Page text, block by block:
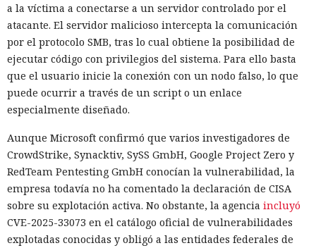
a la víctima a conectarse a un servidor controlado por el
atacante. El servidor malicioso intercepta la comunicación
por el protocolo SMB, tras lo cual obtiene la posibilidad de
ejecutar código con privilegios del sistema. Para ello basta
que el usuario inicie la conexión con un nodo falso, lo que
puede ocurrir a través de un script o un enlace
especialmente diseñado.
Aunque Microsoft confirmó que varios investigadores de
CrowdStrike, Synacktiv, SySS GmbH, Google Project Zero y
RedTeam Pentesting GmbH conocían la vulnerabilidad, la
empresa todavía no ha comentado la declaración de CISA
sobre su explotación activa. No obstante, la agencia incluyó
CVE-2025-33073 en el catálogo oficial de vulnerabilidades
explotadas conocidas y obligó a las entidades federales de